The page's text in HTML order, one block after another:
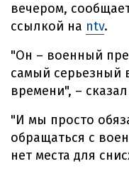
вечером,
ссылкой на ntv.
"Он – военный
самый серьезный
времени", –
"И мы просто
обращаться с
нет места для